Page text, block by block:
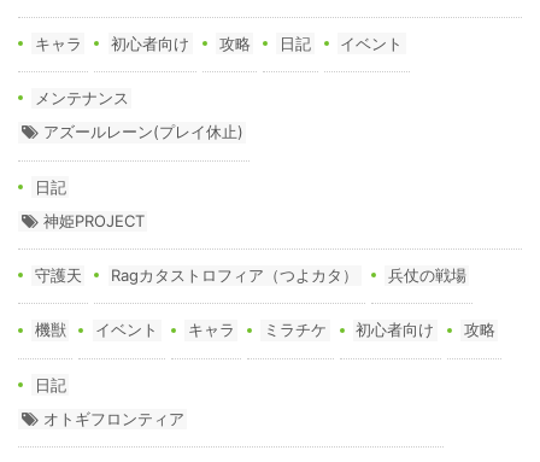
キャラ 初心者向け 攻略 日記 イベント
メンテナンス
アズールレーン(プレイ休止)
日記
神姫PROJECT
守護天 Ragカタストロフィア（つよカタ） 兵仗の戦場
機獣 イベント キャラ ミラチケ 初心者向け 攻略
日記
オトギフロンティア